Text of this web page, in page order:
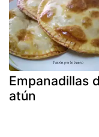
Empanadillas
atún